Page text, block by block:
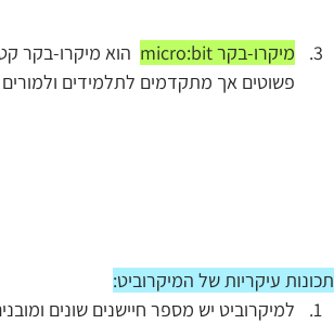
מיקרו-בקר micro:bit
הוא מיקרו-בקר
פשוטים אך מתקדמים לתלמידים ולמורים
תכונות עיקריות של המיקרוביט:
למיקרוביט יש מספר חיישנים שונים